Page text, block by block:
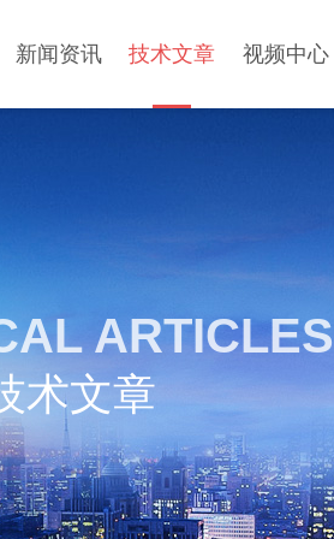
新闻资讯 技术文章 视频中心
ARTICLES
术文章